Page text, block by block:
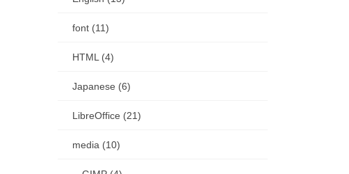
font (11)
HTML (4)
Japanese (6)
LibreOffice (21)
media (10)